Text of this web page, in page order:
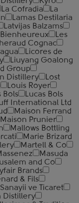
La Cofradia
La
Lamas Destilaria
Latvijas Balzams
Bienheureux
Les
Cognac
Licores de
Liuyang Goalong
Group
Distillery
Lost
Louis Royer
Bols
Lucas Bols
International Ltd
Maison Ferrand
Maison Prunier
Mallows Bottling
Marie Brizard
Martell & Co
Masuda
and Co
Brands
& Fils
ve Ticaret
Distillery